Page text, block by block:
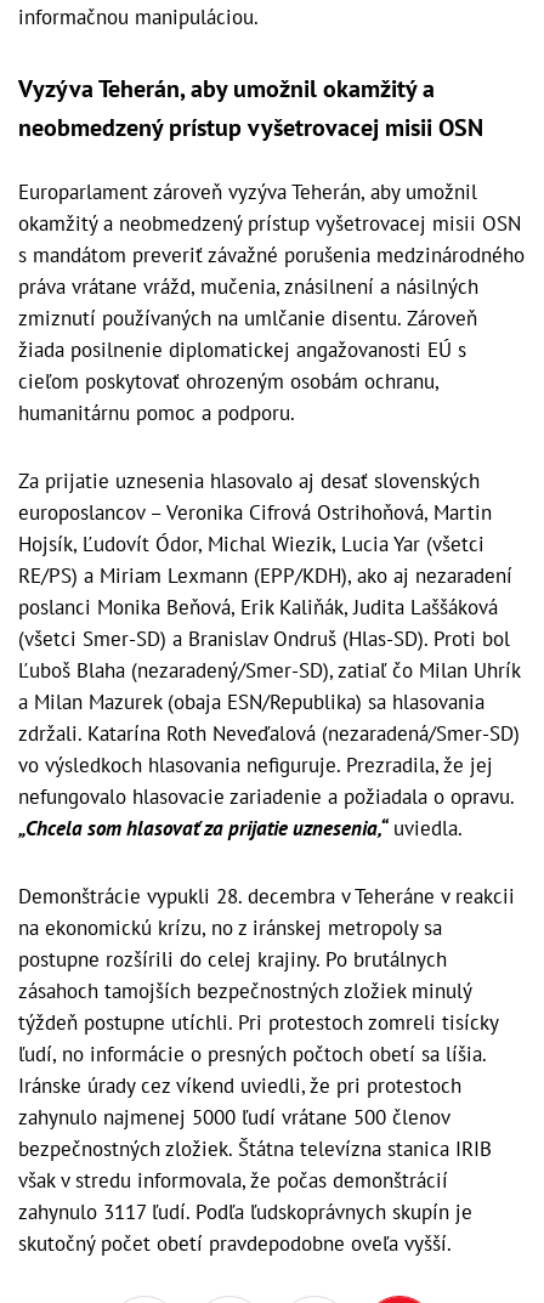
informačnou manipuláciou.
Vyzýva Teherán, aby umožnil okamžitý a
neobmedzený prístup vyšetrovacej misii OSN
Europarlament zároveň vyzýva Teherán, aby umožnil
okamžitý a neobmedzený prístup vyšetrovacej misii OSN
s mandátom preveriť závažné porušenia medzinárodného
práva vrátane vrážd, mučenia, znásilnení a násilných
zmiznutí používaných na umlčanie disentu. Zároveň
žiada posilnenie diplomatickej angažovanosti EÚ s
cieľom poskytovať ohrozeným osobám ochranu,
humanitárnu pomoc a podporu.
Za prijatie uznesenia hlasovalo aj desať slovenských
europoslancov – Veronika Cifrová Ostrihoňová, Martin
Hojsík, Ľudovít Ódor, Michal Wiezik, Lucia Yar (všetci
RE/PS) a Miriam Lexmann (EPP/KDH), ako aj nezaradení
poslanci Monika Beňová, Erik Kaliňák, Judita Laššáková
(všetci Smer-SD) a Branislav Ondruš (Hlas-SD). Proti bol
Ľuboš Blaha (nezaradený/Smer-SD), zatiaľ čo Milan Uhrík
a Milan Mazurek (obaja ESN/Republika) sa hlasovania
zdržali. Katarína Roth Neveďalová (nezaradená/Smer-SD)
vo výsledkoch hlasovania nefiguruje. Prezradila, že jej
nefungovalo hlasovacie zariadenie a požiadala o opravu.
„Chcela som hlasovať za prijatie uznesenia,“uviedla.
Demonštrácie vypukli 28. decembra v Teheráne v reakcii
na ekonomickú krízu, no z iránskej metropoly sa
postupne rozšírili do celej krajiny. Po brutálnych
zásahoch tamojších bezpečnostných zložiek minulý
týždeň postupne utíchli. Pri protestoch zomreli tisícky
ľudí, no informácie o presných počtoch obetí sa líšia.
Iránske úrady cez víkend uviedli, že pri protestoch
zahynulo najmenej 5000 ľudí vrátane 500 členov
bezpečnostných zložiek. Štátna televízna stanica IRIB
však v stredu informovala, že počas demonštrácií
zahynulo 3117 ľudí. Podľa ľudskoprávnych skupín je
skutočný počet obetí pravdepodobne oveľa vyšší.